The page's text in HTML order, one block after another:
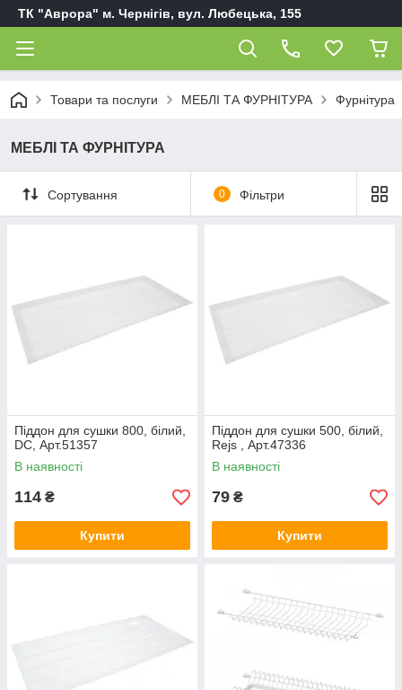
ТК "Аврора" м. Чернігів, вул. Любецька, 155
Товари та послуги МЕБЛІ ТА ФУРНІТУРА Фурнітура
МЕБЛІ ТА ФУРНІТУРА
Сортування 0 Фільтри
Піддон для сушки 800, білий,
DC, Арт.51357
В наявності
114 ₴
Купити
Піддон для сушки 500, білий,
Rejs , Арт.47336
В наявності
79 ₴
Купити